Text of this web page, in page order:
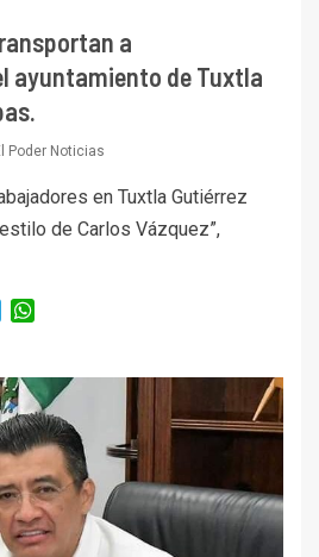
a
ayuntamiento de Tuxtla
Poder Noticias
en Tuxtla Gutiérrez
de Carlos Vázquez”,
Telegram